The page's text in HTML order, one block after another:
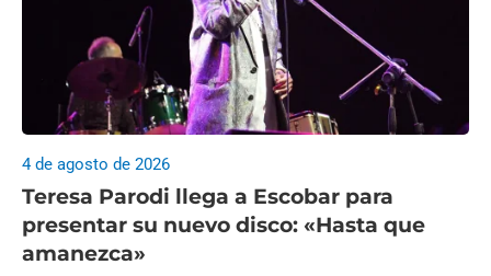
Teresa Parodi llega a Escobar para
presentar su nuevo disco: «Hasta que
amanezca»
4 de agosto de 2026